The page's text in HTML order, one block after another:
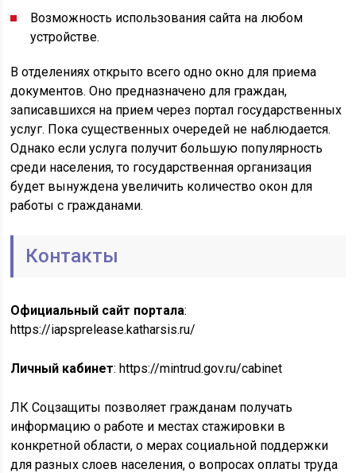
Возможность использования сайта на любом
устройстве.
В отделениях открыто всего одно окно для приема
документов. Оно предназначено для граждан,
записавшихся на прием через портал государственных
услуг. Пока существенных очередей не наблюдается.
Однако если услуга получит большую популярность
среди населения, то государственная организация
будет вынуждена увеличить количество окон для
работы с гражданами.
Контакты
Официальный сайт портала:
https://iapsprelease.katharsis.ru/
Личный кабинет: https://mintrud.gov.ru/cabinet
ЛК Соцзащиты позволяет гражданам получать
информацию о работе и местах стажировки в
конкретной области, о мерах социальной поддержки
для разных слоев населения, о вопросах оплаты труда